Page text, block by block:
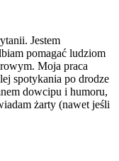
Jestem
pomagać ludziom
Moja praca
spotykania po drodze
dowcipu i humoru,
żarty (nawet jeśli